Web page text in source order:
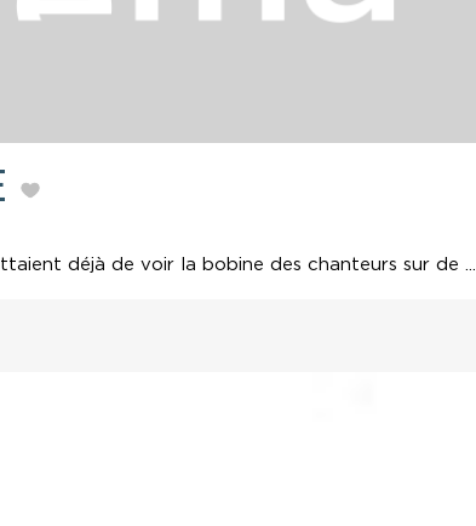
déjà de voir la bobine des chanteurs sur de ...